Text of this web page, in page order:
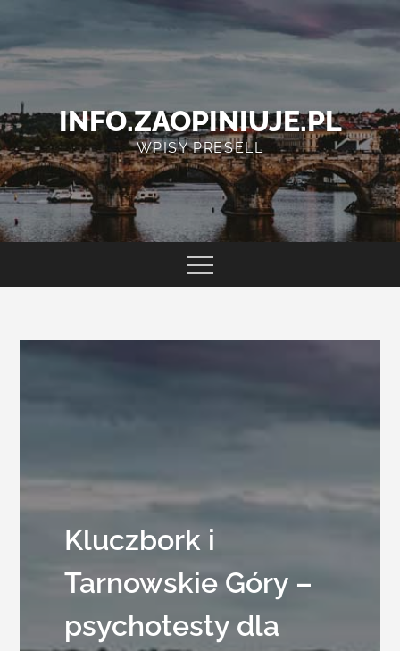
content
INFO.ZAOPINIUJE.PL
WPISY PRESELL
Kluczbork i
Tarnowskie Góry –
psychotesty dla